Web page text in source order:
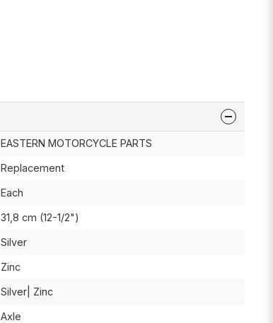
EASTERN MOTORCYCLE PARTS
Replacement
Each
31,8 cm (12-1/2")
Silver
Zinc
Silver| Zinc
Axle